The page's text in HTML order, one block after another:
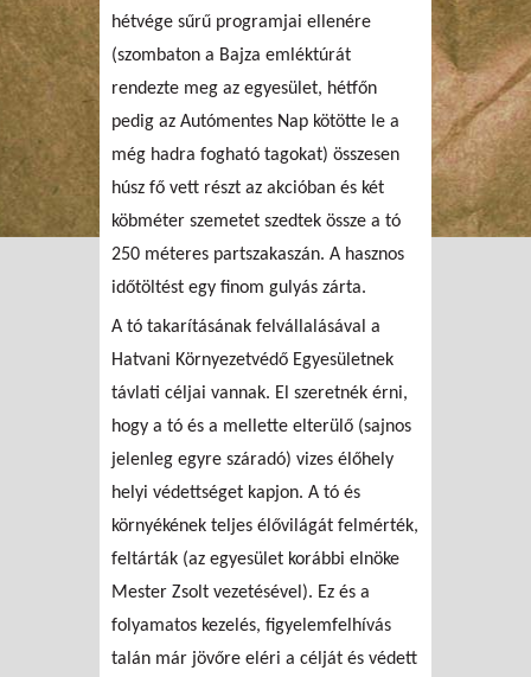
hétvége sűrű programjai ellenére
(szombaton a Bajza emléktúrát
rendezte meg az egyesület, hétfőn
pedig az Autómentes Nap kötötte le a
még hadra fogható tagokat) összesen
húsz fő vett részt az akcióban és két
köbméter szemetet szedtek össze a tó
250 méteres partszakaszán. A hasznos
időtöltést egy finom gulyás zárta.
A tó takarításának felvállalásával a
Hatvani Környezetvédő Egyesületnek
távlati céljai vannak. El szeretnék érni,
hogy a tó és a mellette elterülő (sajnos
jelenleg egyre száradó) vizes élőhely
helyi védettséget kapjon. A tó és
környékének teljes élővilágát felmérték,
feltárták (az egyesület korábbi elnöke
Mester Zsolt vezetésével). Ez és a
folyamatos kezelés, figyelemfelhívás
talán már jövőre eléri a célját és védett